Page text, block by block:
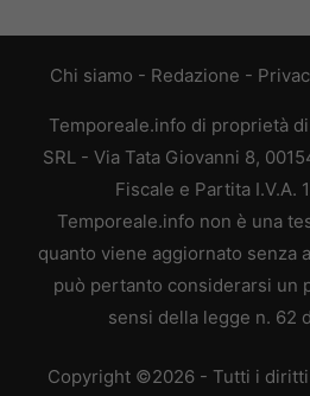
Chi siamo - Redazione -
Temporeale.info di proprietà di
SRL - Via Tata Giovanni 8,
Fiscale e Partita I.V.A.
Temporeale.info non è una
quanto viene aggiornato senza
può pertanto considerarsi un
sensi della legge n. 62
Copyright ©2026 - Tutti i